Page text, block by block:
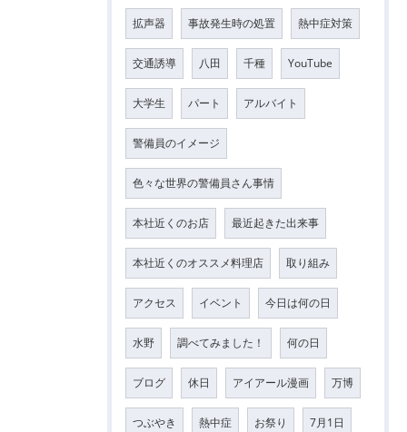
拡声器 事故発生時の処置 熱中症対策
交通誘導 八田 千種 YouTube
大学生 パート アルバイト
警備員のイメージ
色々な世界の警備員さん事情
本社近くのお店 最近起きた出来事
本社近くのオススメ料理店 取り組み
アクセス イベント 今日は何の日
水野 調べてみました！ 何の日
ブログ 休日 アイアール漫画 万博
つぶやき 熱中症 お祭り 7月1日